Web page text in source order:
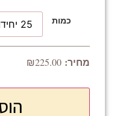
כמות
₪225.00